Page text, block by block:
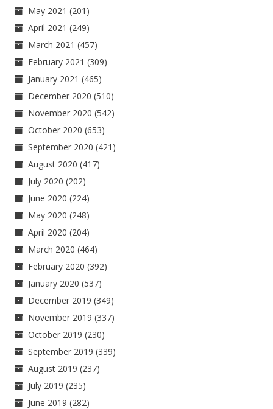
May 2021 (201)
April 2021 (249)
March 2021 (457)
February 2021 (309)
January 2021 (465)
December 2020 (510)
November 2020 (542)
October 2020 (653)
September 2020 (421)
August 2020 (417)
July 2020 (202)
June 2020 (224)
May 2020 (248)
April 2020 (204)
March 2020 (464)
February 2020 (392)
January 2020 (537)
December 2019 (349)
November 2019 (337)
October 2019 (230)
September 2019 (339)
August 2019 (237)
July 2019 (235)
June 2019 (282)